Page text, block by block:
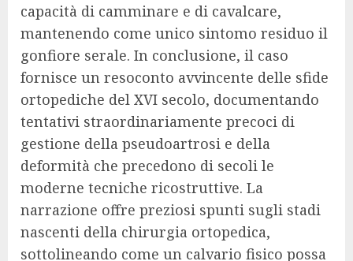
capacità di camminare e di cavalcare,
mantenendo come unico sintomo residuo il
gonfiore serale. In conclusione, il caso
fornisce un resoconto avvincente delle sfide
ortopediche del XVI secolo, documentando
tentativi straordinariamente precoci di
gestione della pseudoartrosi e della
deformità che precedono di secoli le
moderne tecniche ricostruttive. La
narrazione offre preziosi spunti sugli stadi
nascenti della chirurgia ortopedica,
sottolineando come un calvario fisico possa